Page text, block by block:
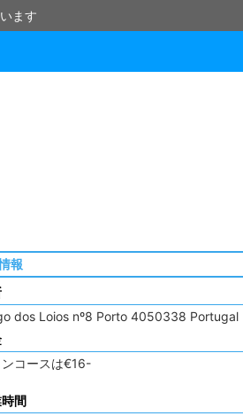
ます
報
dos Loios nº8 Porto 4050338 Portugal
ンコースは€16-
間